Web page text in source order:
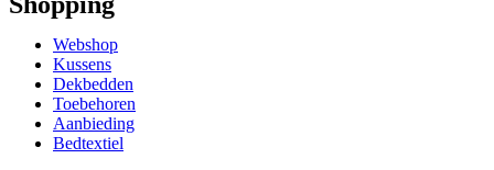
Webshop
Kussens
Dekbedden
Toebehoren
Aanbieding
Bedtextiel